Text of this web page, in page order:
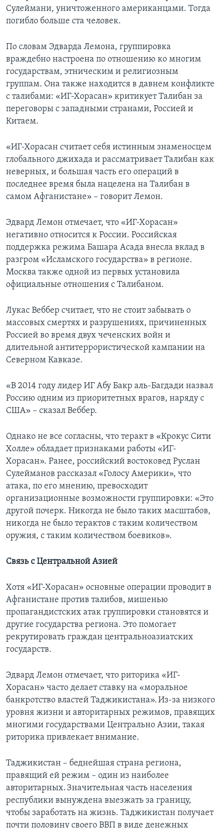
Сулеймани, уничтоженного американцами. Тогда
погибло больше ста человек.
По словам Эдварда Лемона, группировка
враждебно настроена по отношению ко многим
государствам, этническим и религиозным
группам. Она также находится в давнем конфликте
с талибами: «ИГ-Хорасан» критикует Талибан за
переговоры с западными странами, Россией и
Китаем.
«ИГ-Хорасан считает себя истинным знаменосцем
глобального джихада и рассматривает Талибан как
неверных, и большая часть его операций в
последнее время была нацелена на Талибан в
самом Афганистане» – говорит Лемон.
Эдвард Лемон отмечает, что «ИГ-Хорасан»
негативно относится к России. Российская
поддержка режима Башара Асада внесла вклад в
разгром «Исламского государства» в регионе.
Москва также одной из первых установила
официальные отношения с Талибаном.
Лукас Веббер считает, что не стоит забывать о
массовых смертях и разрушениях, причиненных
Россией во время двух чеченских войн и
длительной антитеррористической кампании на
Северном Кавказе.
«В 2014 году лидер ИГ Абу Бакр аль-Багдади назвал
Россию одним из приоритетных врагов, наряду с
США» – сказал Веббер.
Однако не все согласны, что теракт в «Крокус Сити
Холле» обладает признаками работы «ИГ-
Хорасан». Ранее, российский востоковед Руслан
Сулейманов рассказал «Голосу Америки», что
атака, по его мнению, превосходит
организационные возможности группировки: «Это
другой почерк. Никогда не было таких масштабов,
никогда не было терактов с таким количеством
оружия, с таким количеством боевиков».
Связь с Центральной Азией
Хотя «ИГ-Хорасан» основные операции проводит в
Афганистане против талибов, мишенью
пропагандистских атак группировки становятся и
другие государства региона. Это помогает
рекрутировать граждан центральноазиатских
государств.
Эдвард Лемон отмечает, что риторика «ИГ-
Хорасан» часто делает ставку на «моральное
банкротство властей Таджикистана». Из-за низкого
уровня жизни и авторитарных режимов, правящих
многими государствами Центрально Азии, такая
риторика привлекает внимание.
Таджикистан – беднейшая страна региона,
правящий ей режим – один из наиболее
авторитарных. Значительная часть населения
республики вынуждена выезжать за границу,
чтобы заработать на жизнь. Таджикистан получает
почти половину своего ВВП в виде денежных